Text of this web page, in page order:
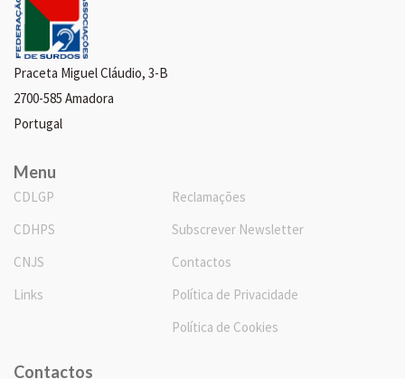
Praceta Miguel Cláudio, 3-B
2700-585 Amadora
Portugal
Menu
CDLGP
CDHPS
CNJS
Links
Reclamações
Subscrever Newsletter
Contactos
Política de Privacidade
Política de Cookies
Contactos